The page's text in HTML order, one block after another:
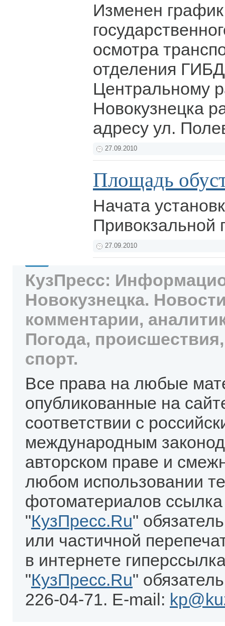
Изменен
осмотра
отделения
Центральному
Новокузнецка
адресу ул.
27.09.2010
Площадь
Начата
27.09.2010
КузПресс:
Новокузнецка.
комментарии,
Погода,
спорт.
Все права на любые
опубликованные на
соответствии с
международным
авторском праве и
любом использовании
фотоматериалов
"КузПресс.Ru"
или частичной
в интернете
"КузПресс.Ru"
226-04-71. E-mail: